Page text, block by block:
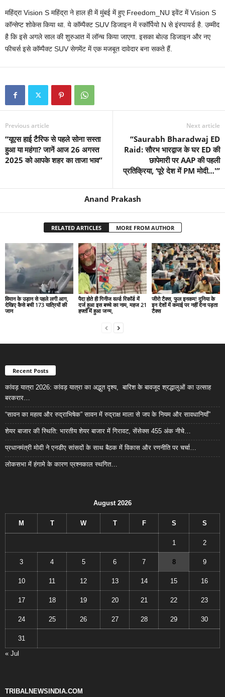
महिंद्रा Vision S महिंद्रा ने हाल ही में मुंबई में हुए Freedom_NU इवेंट में Vision S
कॉन्सेप्ट शोकेस किया था. ये कॉम्पैक्ट SUV डिजाइन में स्कॉर्पियो N से इंस्पायर्ड है. उम्मीद
है कि इसे अगले साल की शुरुआत में लॉन्च किया जाएगा. इसका बोल्ड डिजाइन और नए
फीचर्स इसे कॉम्पैक्ट SUV सेगमेंट में एक मजबूत दावेदार बना सकते हैं.
Previous article
“यूएस हाई टैरिफ से पहले सोना सस्ता
हुआ या महंगा? जानें आज 26 अगस्त
2025 को आपके शहर का ताजा भाव”
Next article
“Saurabh Bharadwaj ED
Raid: सौरभ भारद्वाज के घर ED की
छापेमारी पर AAP की पहली
प्रतिक्रिया, ‘पूरे देश में PM मोदी…'”
Anand Prakash
RELATED ARTICLES MORE FROM AUTHOR
विमान के उड़ान से पहले लगी आग,
देखिए कैसे बची 173 यात्रियों की
जान
पैदा होते ही गिनीज वर्ल्ड रिकॉर्ड में
दर्ज हुआ इस बच्चे का नाम, महज 21
हफ्तों में हुआ जन्म,
जीरो टैक्स, फुल इनकम! दुनिया के
इन देशों में कमाई पर नहीं देना पड़ता
टैक्स
Recent Posts
कांवड़ यात्रा 2026: कांवड़ यात्रा का अद्भुत दृश्य, बारिश के बावजूद श्रद्धालुओं का उत्साह
बरकरार…
“सावन का महत्व और रुद्राभिषेक” सावन में रुद्राक्ष माला से जप के नियम और सावधानियाँ”
शेयर बाजार की स्थिति: भारतीय शेयर बाजार में गिरावट, सेंसेक्स 455 अंक नीचे…
प्रधानमंत्री मोदी ने एनडीए सांसदों के साथ बैठक में विकास और रणनीति पर चर्चा…
लोकसभा में हंगामे के कारण प्रश्नकाल स्थगित…
August 2026
M T W T F S S
1 2
3 4 5 6 7 8 9
10 11 12 13 14 15 16
17 18 19 20 21 22 23
24 25 26 27 28 29 30
31
« Jul
TRIBALNEWSINDIA.COM